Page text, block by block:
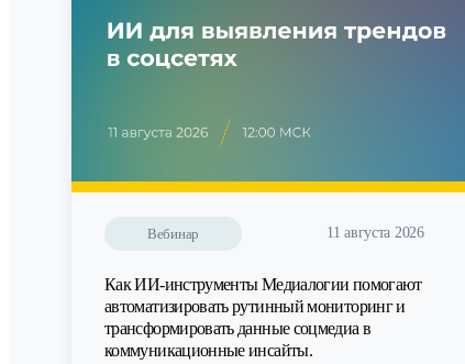
Вебинар 11 августа 2026
Как ИИ-инструменты Медиалогии помогают
автоматизировать рутинный мониторинг и
трансформировать данные соцмедиа в
коммуникационные инсайты.